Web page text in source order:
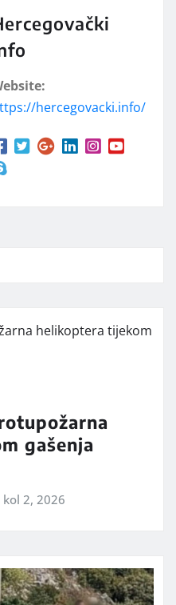
hercegovacki.info/
gašenja
kol 2, 2026